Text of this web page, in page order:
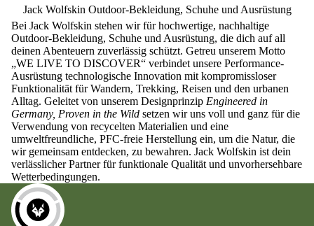
Jack Wolfskin Outdoor-Bekleidung, Schuhe und Ausrüstung
Bei Jack Wolfskin stehen wir für hochwertige, nachhaltige
Outdoor-Bekleidung, Schuhe und Ausrüstung, die dich auf all
deinen Abenteuern zuverlässig schützt. Getreu unserem Motto
„WE LIVE TO DISCOVER“ verbindet unsere Performance-
Ausrüstung technologische Innovation mit kompromissloser
Funktionalität für Wandern, Trekking, Reisen und den urbanen
Alltag. Geleitet von unserem Designprinzip Engineered in
Germany, Proven in the Wild setzen wir uns voll und ganz für die
Verwendung von recycelten Materialien und eine
umweltfreundliche, PFC-freie Herstellung ein, um die Natur, die
wir gemeinsam entdecken, zu bewahren. Jack Wolfskin ist dein
verlässlicher Partner für funktionale Qualität und unvorhersehbare
Wetterbedingungen.